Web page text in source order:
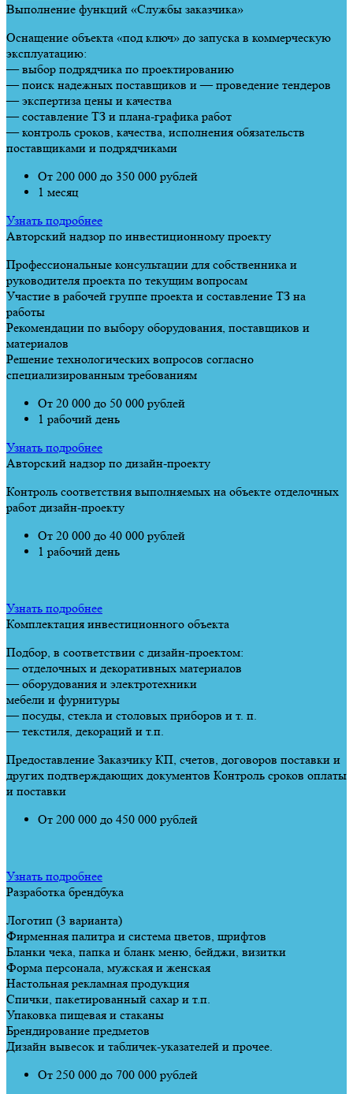
Выполнение функций «Службы заказчика»
Оснащение объекта «под ключ» до запуска в коммерческую
эксплуатацию:
— выбор подрядчика по проектированию
— поиск надежных поставщиков и — проведение тендеров
— экспертиза цены и качества
— составление ТЗ и плана-графика работ
— контроль сроков, качества, исполнения обязательств
поставщиками и подрядчиками
От 200 000 до 350 000 рублей
1 месяц
Узнать подробнее
Авторский надзор по инвестиционному проекту
Профессиональные консультации для собственника и
руководителя проекта по текущим вопросам
Участие в рабочей группе проекта и составление ТЗ на
работы
Рекомендации по выбору оборудования, поставщиков и
материалов
Решение технологических вопросов согласно
специализированным требованиям
От 20 000 до 50 000 рублей
1 рабочий день
Узнать подробнее
Авторский надзор по дизайн-проекту
Контроль соответствия выполняемых на объекте отделочных
работ дизайн-проекту
От 20 000 до 40 000 рублей
1 рабочий день
Узнать подробнее
Комплектация инвестиционного объекта
Подбор, в соответствии с дизайн-проектом:
— отделочных и декоративных материалов
— оборудования и электротехники
мебели и фурнитуры
— посуды, стекла и столовых приборов и т. п.
— текстиля, декораций и т.п.
Предоставление Заказчику КП, счетов, договоров поставки и
других подтверждающих документов Контроль сроков оплаты
и поставки
От 200 000 до 450 000 рублей
Узнать подробнее
Разработка брендбука
Логотип (3 варианта)
Фирменная палитра и система цветов, шрифтов
Бланки чека, папка и бланк меню, бейджи, визитки
Форма персонала, мужская и женская
Настольная рекламная продукция
Спички, пакетированный сахар и т.п.
Упаковка пищевая и стаканы
Брендирование предметов
Дизайн вывесок и табличек-указателей и прочее.
От 250 000 до 700 000 рублей